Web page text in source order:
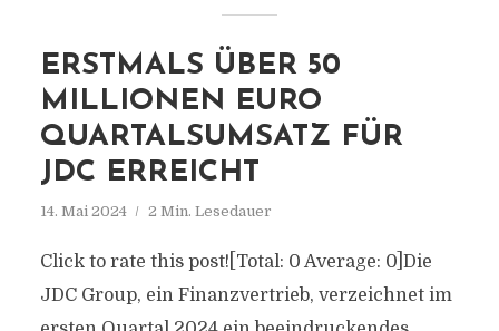
ERSTMALS ÜBER 50
MILLIONEN EURO
QUARTALSUMSATZ FÜR
JDC ERREICHT
14. Mai 2024 2 Min. Lesedauer
Click to rate this post![Total: 0 Average: 0]Die
JDC Group, ein Finanzvertrieb, verzeichnet im